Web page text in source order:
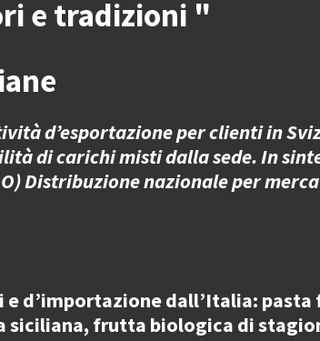
e tradizioni "
d’esportazione per clienti in
di carichi misti dalla sede. In
Distribuzione nazionale per
d’importazione dall’Italia: pasta
siciliana, frutta biologica di